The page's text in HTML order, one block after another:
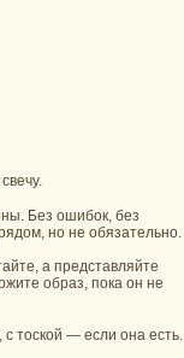
Без ошибок, без
но не обязательно.
а представляйте
образ, пока он не
тоской — если она есть.